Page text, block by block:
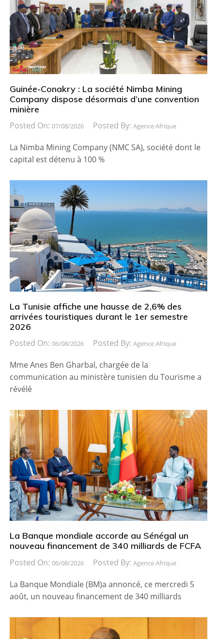
Guinée-Conakry : La société Nimba Mining
Company dispose désormais d’une convention
minière
Posted On: 07/08/2026 Posted By: Agence Afrique
La Nimba Mining Company (NMC SA), société dont le
capital est détenu à 100 %
La Tunisie affiche une hausse de 2,6% des
arrivées touristiques durant le 1er semestre
2026
Posted On: 06/08/2026 Posted By: Agence Afrique
Mme Anes Ben Gharbal, chargée de la
communication au ministère tunisien du Tourisme a
révélé
La Banque mondiale accorde au Sénégal un
nouveau financement de 340 milliards de FCFA
Posted On: 06/08/2026 Posted By: Agence Afrique
La Banque Mondiale (BM)a annoncé, ce mercredi 5
août, un nouveau financement de 340 milliards